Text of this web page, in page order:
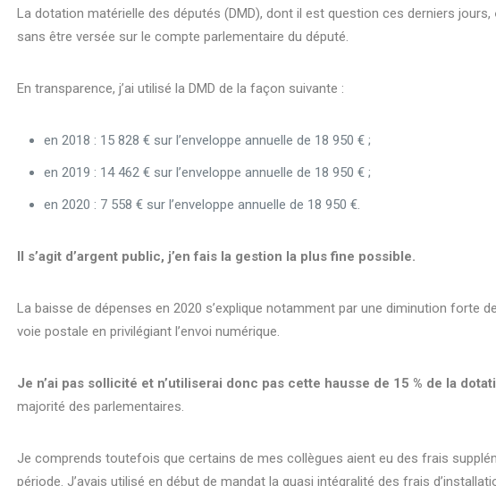
La dotation matérielle des députés (DMD), dont il est question ces derniers jours,
sans être versée sur le compte parlementaire du député.
En transparence, j’ai utilisé la DMD de la façon suivante :
en 2018 : 15 828 € sur l’enveloppe annuelle de 18 950 € ;
en 2019 : 14 462 € sur l’enveloppe annuelle de 18 950 € ;
en 2020 : 7 558 € sur l’enveloppe annuelle de 18 950 €.
Il s’agit d’argent public, j’en fais la gestion la plus fine possible.
La baisse de dépenses en 2020 s’explique notamment par une diminution forte
voie postale en privilégiant l’envoi numérique.
Je n’ai pas sollicité et n’utiliserai donc pas cette hausse de 15 % de la
majorité des parlementaires.
Je comprends toutefois que certains de mes collègues aient eu des frais
période. J’avais utilisé en début de mandat la quasi intégralité des frais